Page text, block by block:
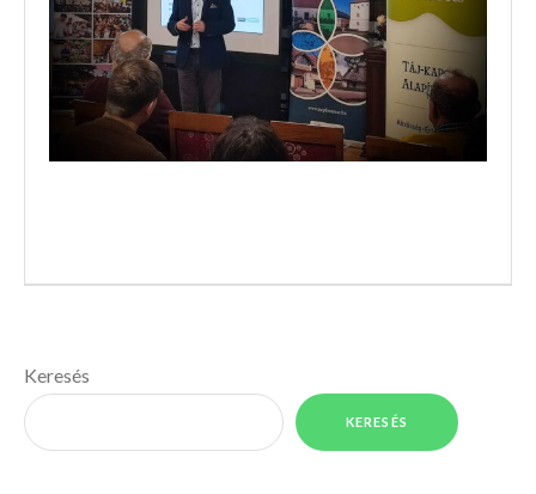
Keresés
KERESÉS